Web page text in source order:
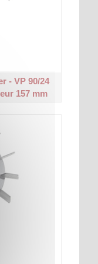
- VP 90/24
157 mm